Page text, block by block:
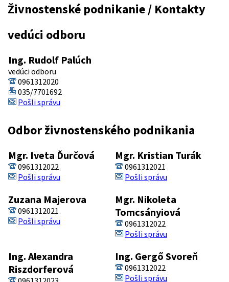
Živnostenské podnikanie / Kontakty
vedúci odboru
Ing. Rudolf Palúch
vedúci odboru
0961312020
035/7701692
Pošli správu
Odbor živnostenského podnikania
Mgr. Iveta Ďurčová
0961312022
Pošli správu
Mgr. Kristian Turák
0961312021
Pošli správu
Zuzana Majerova
0961312021
Pošli správu
Mgr. Nikoleta
Tomcsányiová
0961312022
Pošli správu
Ing. Alexandra
Riszdorferová
Ing. Gergő Svoreň
0961312022
Pošli správu